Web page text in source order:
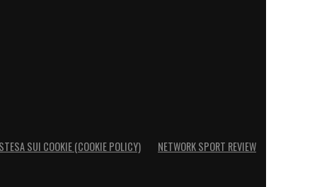
SUI COOKIE (COOKIE POLICY) NETWORK SPORT REVIEW